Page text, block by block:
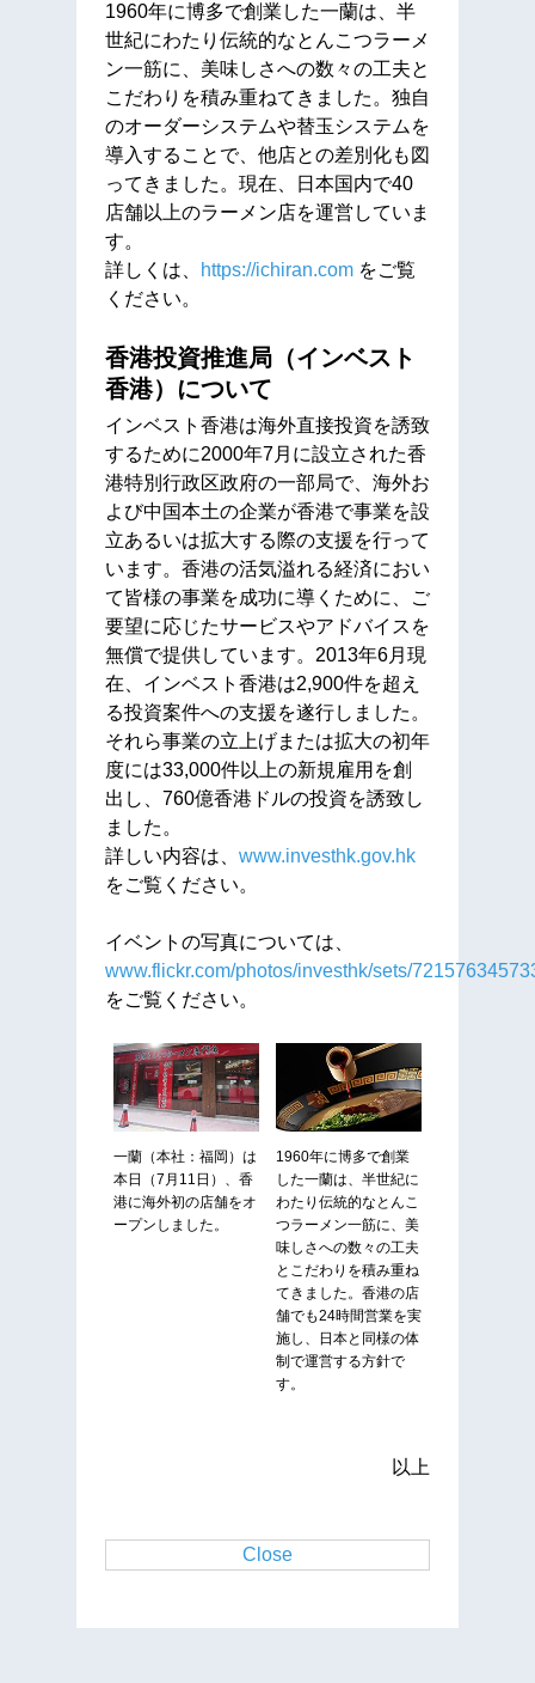
1960年に博多で創業した一蘭は、半
世紀にわたり伝統的なとんこつラーメ
ン一筋に、美味しさへの数々の工夫と
こだわりを積み重ねてきました。独自
のオーダーシステムや替玉システムを
導入することで、他店との差別化も図
ってきました。現在、日本国内で40
店舗以上のラーメン店を運営していま
す。
詳しくは、
https://ichiran.com をご覧
ください。
香港投資推進局（インベスト
香港）について
インベスト香港は海外直接投資を誘致
するために2000年7月に設立された香
港特別行政区政府の一部局で、海外お
よび中国本土の企業が香港で事業を設
立あるいは拡大する際の支援を行って
います。香港の活気溢れる経済におい
て皆様の事業を成功に導くために、ご
要望に応じたサービスやアドバイスを
無償で提供しています。2013年6月現
在、インベスト香港は2,900件を超え
る投資案件への支援を遂行しました。
それら事業の立上げまたは拡大の初年
度には33,000件以上の新規雇用を創
出し、760億香港ドルの投資を誘致し
ました。
詳しい内容は、 www.investhk.gov.hk
をご覧ください。
イベントの写真については、
www.flickr.com/photos/investhk/sets/
をご覧ください。
一蘭（本社：福岡）は
本日（7月11日）、香
港に海外初の店舗をオ
ープンしました。
1960年に博多で創業
した一蘭は、半世紀に
わたり伝統的なとんこ
つラーメン一筋に、美
味しさへの数々の工夫
とこだわりを積み重ね
てきました。香港の店
舗でも24時間営業を実
施し、日本と同様の体
制で運営する方針で
す。
以上
Close